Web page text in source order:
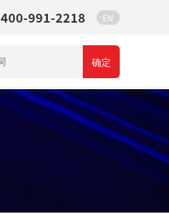
400-991-2218 EN
确定